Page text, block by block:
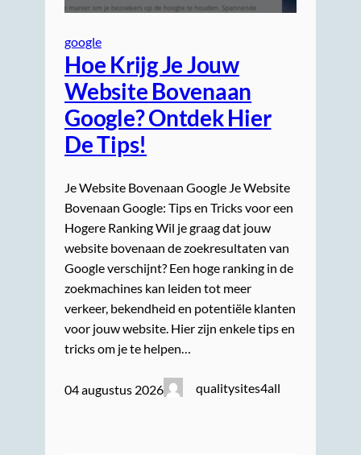
google
Hoe Krijg Je Jouw
Website Bovenaan
Google? Ontdek Hier
De Tips!
Je Website Bovenaan Google Je Website
Bovenaan Google: Tips en Tricks voor een
Hogere Ranking Wil je graag dat jouw
website bovenaan de zoekresultaten van
Google verschijnt? Een hoge ranking in de
zoekmachines kan leiden tot meer
verkeer, bekendheid en potentiële klanten
voor jouw website. Hier zijn enkele tips en
tricks om je te helpen…
04 augustus 2026 qualitysites4all